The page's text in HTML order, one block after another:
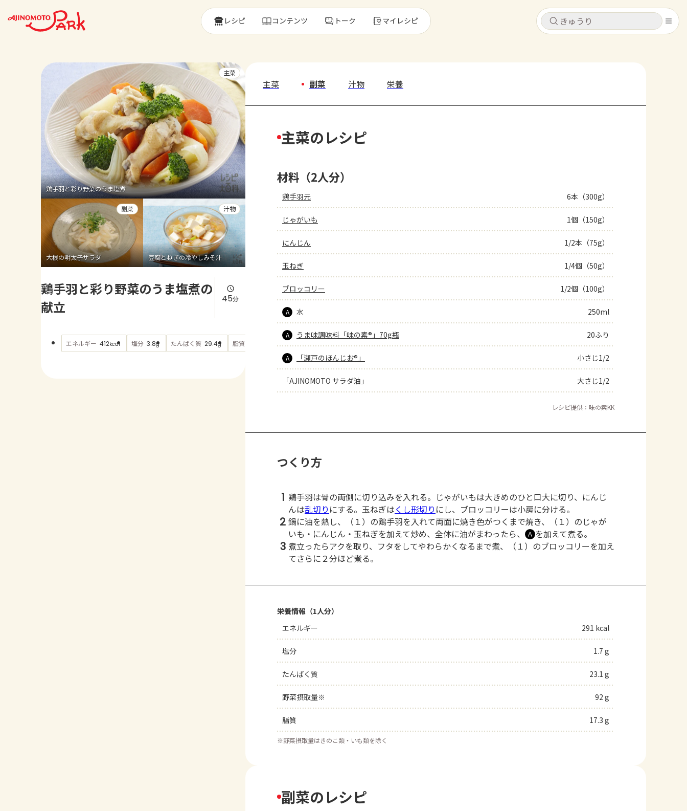
キャンセル
よくあるお問い合わせ
お買い物
キャンセル
レシピ コンテンツ トーク マイレシピ
鶏手羽と彩り野菜のうま塩煮
主菜
大根の明太子サラダ
副菜
豆腐とねぎの冷やしみそ汁
汁物
鶏手羽と彩り野菜のうま塩煮の
献立
45分
エネルギー 412kcal 塩分 3.8g たんぱく質 29.4g 脂質 もっと見る
主菜 副菜 汁物 栄養
主菜のレシピ
材料（2人分）
鶏手羽元 6本（300g）
じゃがいも 1個（150g）
にんじん 1/2本（75g）
玉ねぎ 1/4個（50g）
ブロッコリー 1/2個（100g）
A 水 250ml
A うま味調味料「味の素®」70g瓶 20ふり
A 「瀬戸のほんじお®」 小さじ1/2
「AJINOMOTO サラダ油」 大さじ1/2
レシピ提供：味の素KK
つくり方
1 鶏手羽は骨の両側に切り込みを入れる。じゃがいもは大きめのひと口大に切り、にんじ
んは乱切り にする。玉ねぎはくし形切り にし、ブロッコリーは小房に分ける。
2 鍋に油を熱し、（１）の鶏手羽を入れて両面に焼き色がつくまで焼き、（１）のじゃが
いも・にんじん・玉ねぎを加えて炒め、全体に油がまわったら、
Ａ を加えて煮る。
3 煮立ったらアクを取り、フタをしてやわらかくなるまで煮、（１）のブロッコリーを加え
てさらに２分ほど煮る。
栄養情報（1人分）
エネルギー
291 kcal
塩分 1.7 g
たんぱく質 23.1 g
野菜摂取量※ 92 g
脂質 17.3 g
※野菜摂取量はきのこ類・いも類を除く
副菜のレシピ